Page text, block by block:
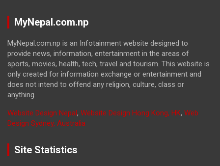
MyNepal.com.np
MyNepal.com.np is an Infotainment website designed to
provide news, information, entertainment in the areas of
sports, movies, health, tech, travel and tourism. This website is
only created for information exchange or entertainment and
does not intend to offend any religion, culture, class or
anything.
Website Design Nepal, Website Design Hong Kong, HK, Web
Design Sydney, Australia
Site Statistics